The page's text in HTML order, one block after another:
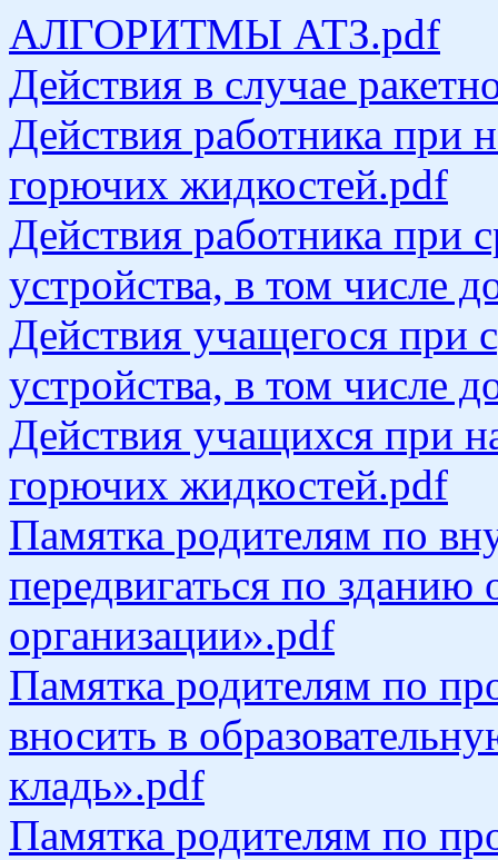
АЛГОРИТМЫ АТЗ.pdf
Действия в случае
Действия работника при
горючих жидкостей.pdf
Действия работника при
устройства, в том числе
Действия учащегося при
устройства, в том числе
Действия учащихся при
горючих жидкостей.pdf
Памятка родителям по
передвигаться по зданию
организации».pdf
Памятка родителям по
вносить в
кладь».pdf
Памятка родителям по